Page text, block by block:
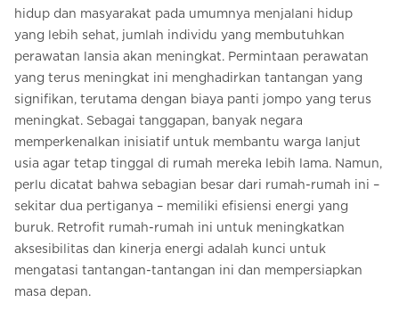
hidup dan masyarakat pada umumnya menjalani hidup
yang lebih sehat, jumlah individu yang membutuhkan
perawatan lansia akan meningkat. Permintaan perawatan
yang terus meningkat ini menghadirkan tantangan yang
signifikan, terutama dengan biaya panti jompo yang terus
meningkat. Sebagai tanggapan, banyak negara
memperkenalkan inisiatif untuk membantu warga lanjut
usia agar tetap tinggal di rumah mereka lebih lama. Namun,
perlu dicatat bahwa sebagian besar dari rumah-rumah ini –
sekitar dua pertiganya – memiliki efisiensi energi yang
buruk. Retrofit rumah-rumah ini untuk meningkatkan
aksesibilitas dan kinerja energi adalah kunci untuk
mengatasi tantangan-tantangan ini dan mempersiapkan
masa depan.